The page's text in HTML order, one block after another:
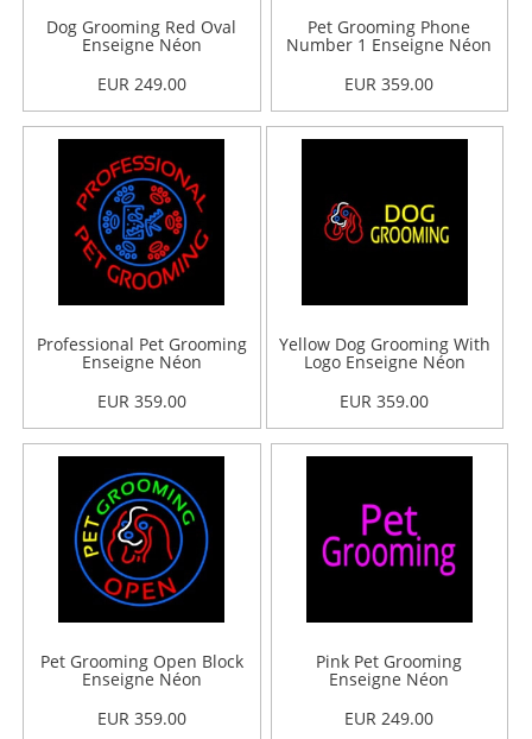
Dog Grooming Red Oval
Enseigne Néon
EUR 249.00
Pet Grooming Phone
Number 1 Enseigne Néon
EUR 359.00
Professional Pet Grooming
Enseigne Néon
EUR 359.00
Yellow Dog Grooming With
Logo Enseigne Néon
EUR 359.00
Pet Grooming Open Block
Enseigne Néon
EUR 359.00
Pink Pet Grooming
Enseigne Néon
EUR 249.00